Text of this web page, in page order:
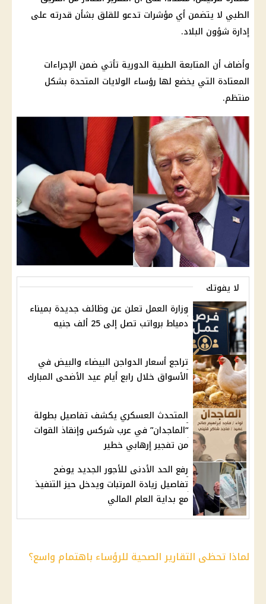
الطبي لا يتضمن أي مؤشرات تدعو للقلق بشأن قدرته على
إدارة شؤون البلاد.
وأضاف أن المتابعة الطبية الدورية تأتي ضمن الإجراءات
المعتادة التي يخضع لها رؤساء الولايات المتحدة بشكل
منتظم.
لا يفوتك
وزارة العمل تعلن عن وظائف جديدة بميناء
دمياط برواتب تصل إلى 25 ألف جنيه
تراجع أسعار الدواجن البيضاء والبيض في
الأسواق خلال رابع أيام عيد الأضحى المبارك
المتحدث العسكري يكشف تفاصيل بطولة
“الماجدان” في عرب شركس وإنقاذ القوات
من تفجير إرهابي خطير
رفع الحد الأدنى للأجور الجديد يوضح
تفاصيل زيادة المرتبات ويدخل حيز التنفيذ
مع بداية العام المالي
لماذا تحظى التقارير الصحية للرؤساء باهتمام واسع؟